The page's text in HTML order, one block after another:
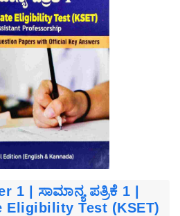
1 | ಸಾಮಾನ್ಯ ಪತ್ರಿಕೆ 1 |
Eligibility Test (KSET)